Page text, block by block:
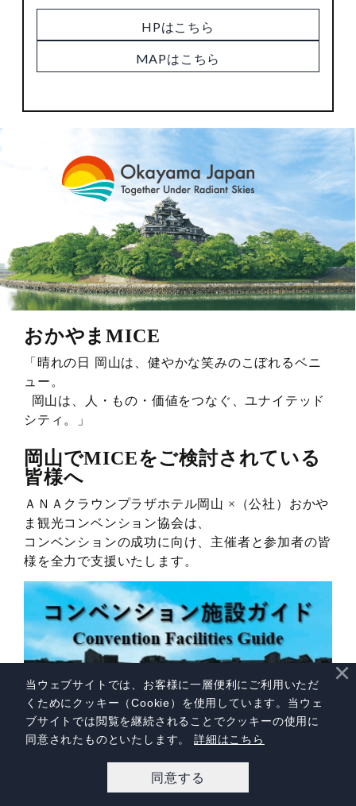
レストラン予約
当ウェブサイトでは、お客様に一層便利にご利用いただ
くためにクッキー（Cookie）を使用しています。当ウェ
ブサイトでは閲覧を継続されることでクッキーの使用に
同意されたものといたします。詳細はこちら
同意する
×
HPはこちら
MAPはこちら
おかやまMICE
「晴れの日 岡山は、健やかな笑みのこぼれるベニ
ュー。
岡山は、人・もの・価値をつなぐ、ユナイテッド
シティ。」
岡山でMICEをご検討されている
皆様へ
ＡＮＡクラウンプラザホテル岡山 ×（公社）おかや
ま観光コンベンション協会は、
コンベンションの成功に向け、主催者と参加者の皆
様を全力で支援いたします。
おかやま観光コンベンショ
ン協会
ちらから >